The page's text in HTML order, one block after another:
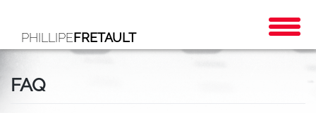
PHILLIPEFRETAULT
FAQ